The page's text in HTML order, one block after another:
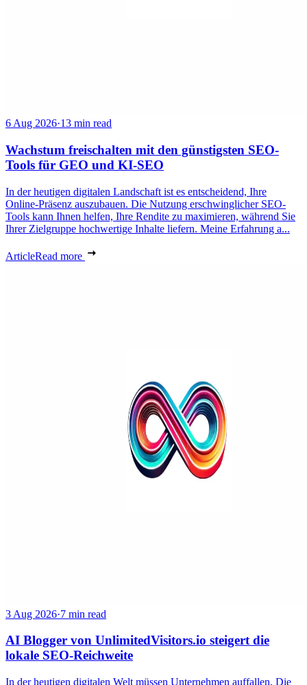
6 Aug 2026·13 min read
Wachstum freischalten mit den günstigsten SEO-
Tools für GEO und KI-SEO
In der heutigen digitalen Landschaft ist es entscheidend, Ihre
Online-Präsenz auszubauen. Die Nutzung erschwinglicher SEO-
Tools kann Ihnen helfen, Ihre Rendite zu maximieren, während Sie
Ihrer Zielgruppe hochwertige Inhalte liefern. Meine Erfahrung a...
ArticleRead more
3 Aug 2026·7 min read
AI Blogger von UnlimitedVisitors.io steigert die
lokale SEO-Reichweite
In der heutigen digitalen Welt müssen Unternehmen auffallen. Die